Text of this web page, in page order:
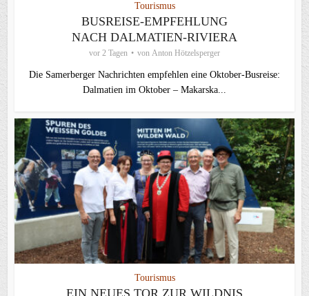
Tourismus
BUSREISE-EMPFEHLUNG
NACH DALMATIEN-RIVIERA
vor 2 Tagen von Anton Hötzelsperger
Die Samerberger Nachrichten empfehlen eine Oktober-Busreise:
Dalmatien im Oktober – Makarska...
Tourismus